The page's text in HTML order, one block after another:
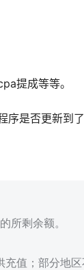
提成等等。
是否更新到了
所剩余额。
值；部分地